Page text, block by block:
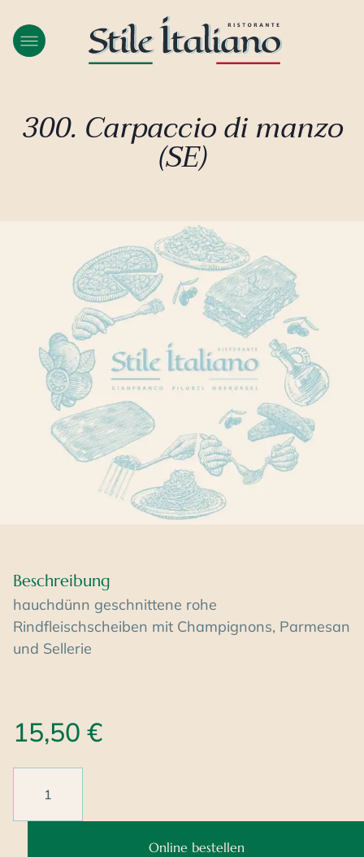
300. Carpaccio di manzo
(SE)
Beschreibung
hauchdünn geschnittene rohe
Rindfleischscheiben mit Champignons, Parmesan
und Sellerie
15,50 €
Online bestellen